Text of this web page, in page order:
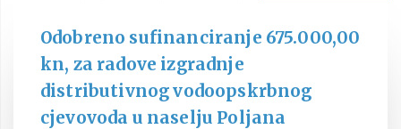
Odobreno sufinanciranje 675.000,00
kn, za radove izgradnje
distributivnog vodoopskrbnog
cjevovoda u naselju Poljana